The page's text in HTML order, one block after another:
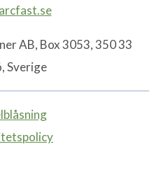
AB, Box 3053, 350 33
Sverige